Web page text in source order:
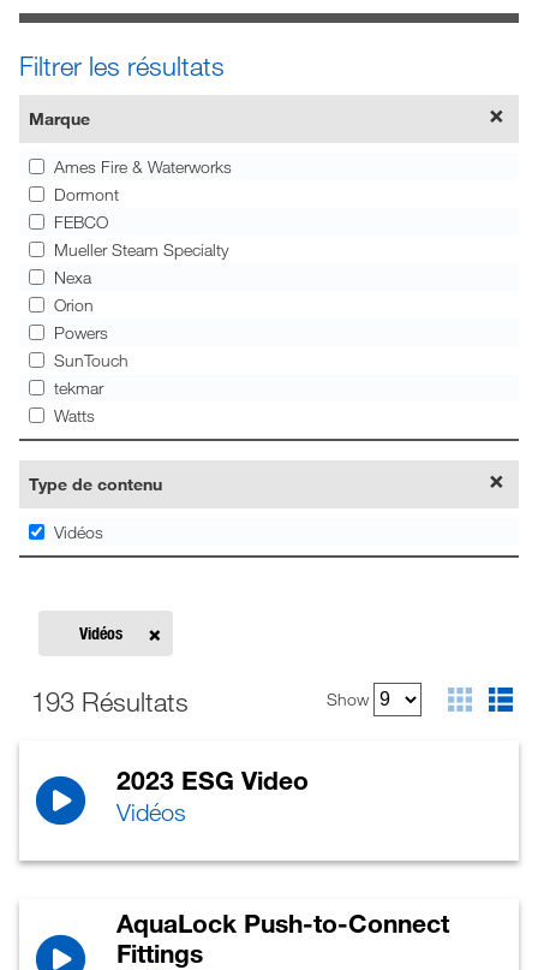
Filtrer les résultats
Marque
Ames Fire & Waterworks
Dormont
FEBCO
Mueller Steam Specialty
Nexa
Orion
Powers
SunTouch
tekmar
Watts
Type de contenu
Vidéos
Vidéos
193 Résultats Show
2023 ESG Video
Vidéos
AquaLock Push-to-Connect
Fittings